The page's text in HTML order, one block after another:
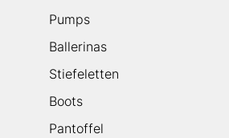
Pumps
Ballerinas
Stiefeletten
Boots
Pantoffel